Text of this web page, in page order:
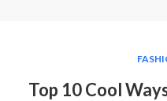
Top 10 Cool